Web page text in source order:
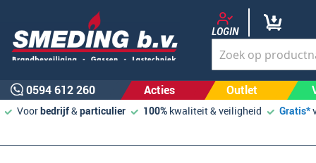
LOGIN
0594 612 260 Acties Outlet
Voorbedrijf&particulier 100% kwaliteit & veiligheid Gratis*